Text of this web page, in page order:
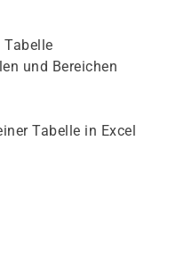
Tabelle
und Bereichen
Tabelle in Excel